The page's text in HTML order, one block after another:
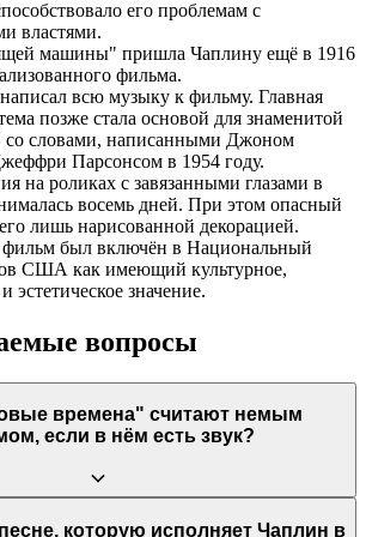
его проблемам с
властями.
машины" пришла Чаплину ещё в 1916
фильма.
всю музыку к фильму. Главная
позже стала основой для знаменитой
со словами, написанными Джоном
Парсонсом в 1954 году.
на роликах с завязанными глазами в
восемь дней. При этом опасный
лишь нарисованной декорацией.
фильм был включён в Национальный
США как имеющий культурное,
эстетическое значение.
вопросы
времена" считают немым
если в нём есть звук?
последним немым фильмом
которую исполняет Чаплин в